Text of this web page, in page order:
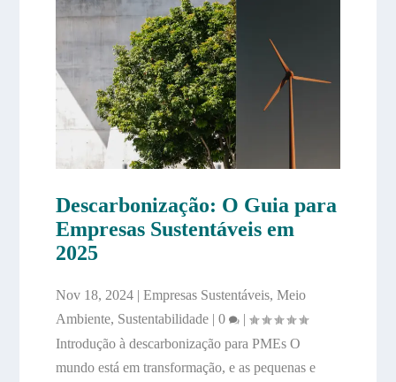
Descarbonização: O Guia para
Empresas Sustentáveis em
2025
Nov 18, 2024| Empresas Sustentáveis, Meio
Ambiente, Sustentabilidade| 0
|
Introdução à descarbonização para PMEs O
mundo está em transformação, e as pequenas e